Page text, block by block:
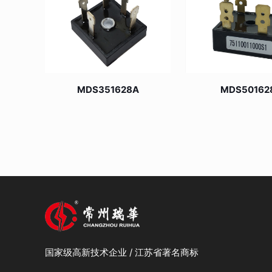
MDS351628A
国家级高新技术企业 / 江苏省著名商标